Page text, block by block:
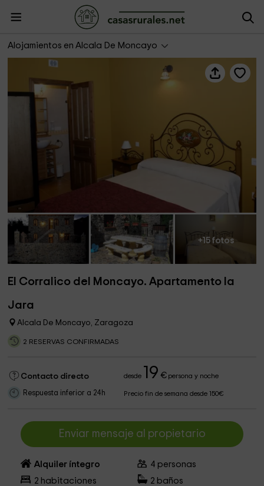
Alojamientos en Alcala De Moncayo
El Corralico del Moncayo. Apartamento la Jara
+15 fotos
El Corralico del Moncayo. Apartamento la
Jara
Alcala De Moncayo, Zaragoza
2 RESERVAS CONFIRMADAS
Contacto directo desde 19 €persona y noche
Respuesta inferior a 24h Precio fin de semana desde 150€
Enviar mensaje al propietario
Alquiler íntegro 4 personas
2 habitaciones 2 baños